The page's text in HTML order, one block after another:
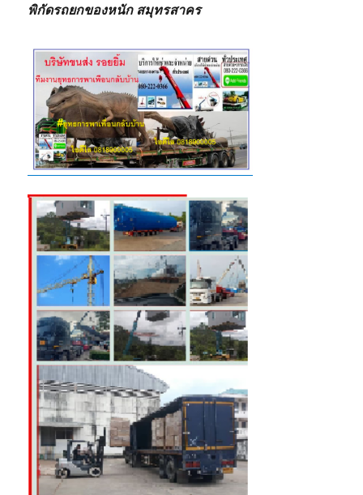
พิกัดรถยกของหนัก สมุทรสาคร